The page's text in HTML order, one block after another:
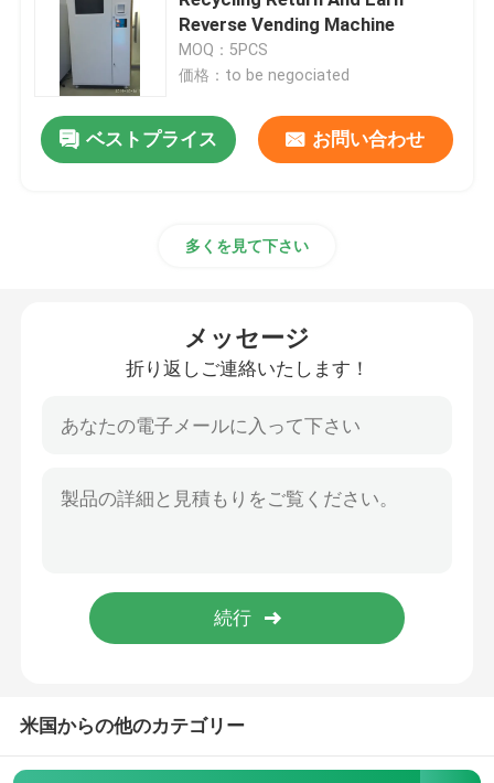
逆の自動販売機
薬学の自動販売機
スマートな逆の自動販売機
熱い食糧自動販売機
Reverse Vending Machine
MOQ：5PCS
価格：to be negociated
ベストプライス お問い合わせ
多くを見て下さい
メッセージ
折り返しご連絡いたします！
米国からの他のカテゴリー